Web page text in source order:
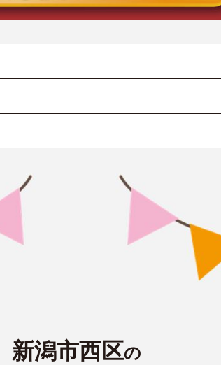
新潟市西区の